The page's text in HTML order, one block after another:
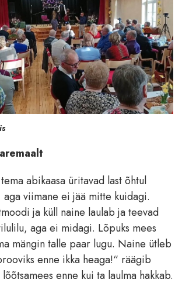
abikaasa üritavad last õhtul
aga viimane ei jää mitte kuidagi.
ja küll naine laulab ja teevad
aga ei midagi. Lõpuks mees
mängin talle paar lugu. Naine ütleb
enne ikka heaga!“ räägib
enne kui ta laulma hakkab.